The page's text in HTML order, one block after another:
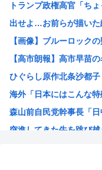
【悲報】なんでお前ら
【悲報】リュウジ氏、
【悲報】みいちゃん作
「コンビニ、馬鹿にす
“映像化不可”と言われ
野獣先輩、中国で市民
高市早苗政府「外国人
トランプ政権高官「ち
出せよ…お前らが描い
【画像】ブルーロック
【高市朗報】高市早苗
ひぐらし原作北条沙都
海外「日本にはこんな
森山前自民党幹事長「
突進してきた牛を跳び